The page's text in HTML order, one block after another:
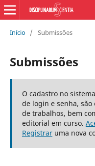
Início / Submissões
Submissões
O cadastro no
de login e senha,
de trabalhos, bem
editorial em curso.
Registraruma nova